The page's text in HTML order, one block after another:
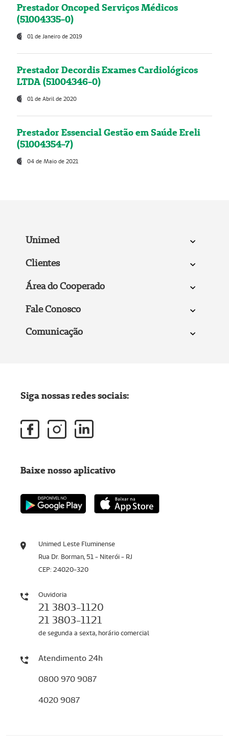
Prestador Oncoped Serviços Médicos
(51004335-0)
01 de Janeiro de 2019
Prestador Decordis Exames Cardiológicos
LTDA (51004346-0)
01 de Abril de 2020
Prestador Essencial Gestão em Saúde Ereli
(51004354-7)
04 de Maio de 2021
Unimed
Clientes
Área do Cooperado
Fale Conosco
Comunicação
Unimed Leste Fluminense
Rua Dr. Borman, 51 - Niterói - RJ
CEP: 24020-320
Ouvidoria
21 3803-1120
21 3803-1121
de segunda a sexta, horário comercial
Atendimento 24h
0800 970 9087
4020 9087
Siga nossas redes sociais:
Baixe nosso aplicativo